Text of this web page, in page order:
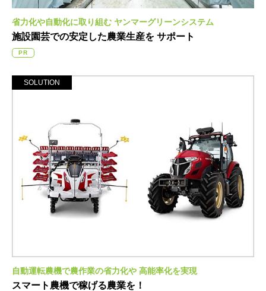
省力化や自動化に取り組む ヤンマーグリーンシステム
施設園芸での安定した農業生産を サポート
PR
SOLUTION
自動運転農機で農作業の省力化や 高能率化を実現
スマート農機で稼げる農業を！